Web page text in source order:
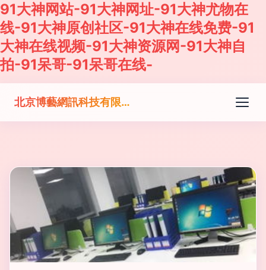
91大神网站-91大神网址-91大神尤物在
线-91大神原创社区-91大神在线免费-91
大神在线视频-91大神资源网-91大神自
拍-91呆哥-91呆哥在线-
北京博藝網訊科技有限公司